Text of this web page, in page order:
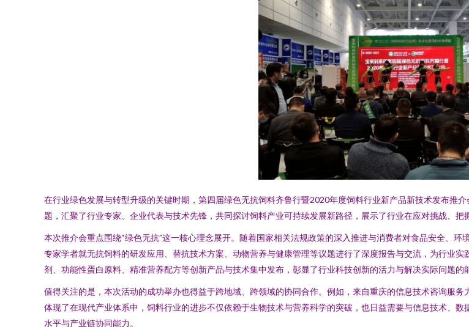
在行业绿色发展与转型升级的关键时期，第四届绿色无抗饲料齐鲁行暨2020年度饲料行业新产品新技术发布推
题，汇聚了行业专家、企业代表与技术先锋，共同探讨饲料产业可持续发展新路径，展示了行业在应对挑战、把
本次推介会重点围绕“绿色无抗”这一核心理念展开。随着国家相关法规政策的深入推进与消费者对食品安全、
专家学者就无抗饲料的研发应用、替抗技术方案、动物营养与健康管理等议题进行了深度报告与交流，为行业
剂、功能性蛋白原料、精准营养配方等创新产品与技术集中发布，彰显了行业科技创新的活力与解决实际问题的
值得关注的是，本次活动的成功举办也得益于跨地域、跨领域的协同合作。例如，来自重庆的信息技术咨询服
体现了在现代产业体系中，饲料行业的进步不仅依赖于生物技术与营养科学的突破，也日益需要与信息技术、
水平与产业链协同能力。